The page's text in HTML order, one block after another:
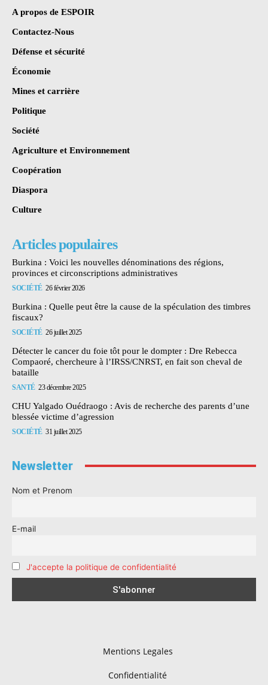
A propos de ESPOIR
Contactez-Nous
Défense et sécurité
Économie
Mines et carrière
Politique
Société
Agriculture et Environnement
Coopération
Diaspora
Culture
Articles populaires
Burkina : Voici les nouvelles dénominations des régions,
provinces et circonscriptions administratives
SOCIÉTÉ 26 février 2026
Burkina : Quelle peut être la cause de la spéculation des timbres
fiscaux?
SOCIÉTÉ 26 juillet 2025
Détecter le cancer du foie tôt pour le dompter : Dre Rebecca
Compaoré, chercheure à l’IRSS/CNRST, en fait son cheval de
bataille
SANTÉ 23 décembre 2025
CHU Yalgado Ouédraogo : Avis de recherche des parents d’une
blessée victime d’agression
SOCIÉTÉ 31 juillet 2025
Newsletter
Nom et Prenom
E-mail
J'accepte la politique de confidentialité
Mentions Legales
Confidentialité